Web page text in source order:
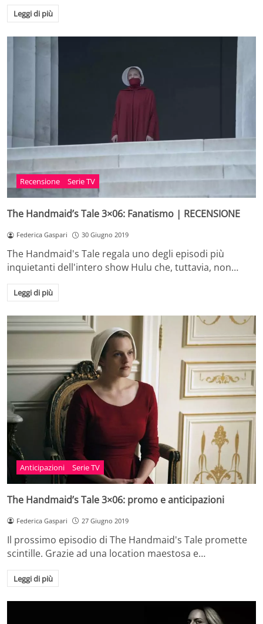
Leggi di più
Recensione Serie TV
The Handmaid’s Tale 3×06: Fanatismo | RECENSIONE
Federica Gaspari 30 Giugno 2019
The Handmaid's Tale regala uno degli episodi più
inquietanti dell'intero show Hulu che, tuttavia, non…
Leggi di più
Anticipazioni Serie TV
The Handmaid’s Tale 3×06: promo e anticipazioni
Federica Gaspari 27 Giugno 2019
Il prossimo episodio di The Handmaid's Tale promette
scintille. Grazie ad una location maestosa e…
Leggi di più